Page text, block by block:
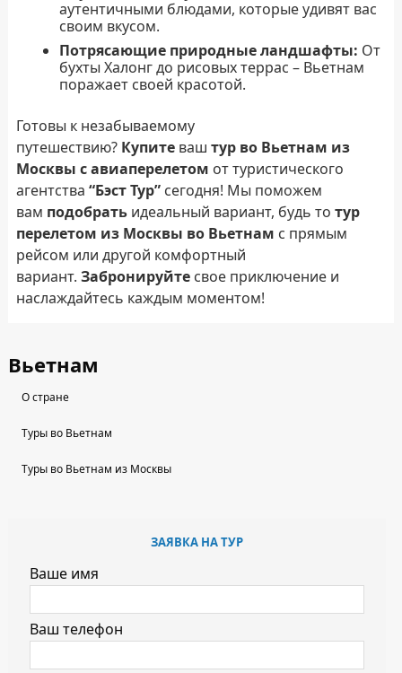
аутентичными блюдами, которые удивят вас
своим вкусом.
Потрясающие природные ландшафты: От
бухты Халонг до рисовых террас – Вьетнам
поражает своей красотой.
Готовы к незабываемому
путешествию? Купитеваш тур во Вьетнам из
Москвы с авиаперелетом от туристического
агентства “Бэст Тур”сегодня! Мы поможем
вам подобратьидеальный вариант, будь то тур
перелетом из Москвы во Вьетнам с прямым
рейсом или другой комфортный
вариант. Забронируйтесвое приключение и
наслаждайтесь каждым моментом!
Вьетнам
О стране
Туры во Вьетнам
Туры во Вьетнам из Москвы
ЗАЯВКА НА ТУР
Ваше имя
Ваш телефон